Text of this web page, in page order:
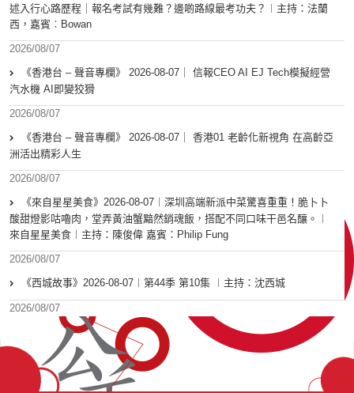
述入行心路歷程｜報名考試有幾難？邊啲路線最考功夫？︱主持：法蘭
西，嘉賓︰Bowan
2026/08/07
《香港台 – 聲音專欄》 2026-08-07｜ 信報CEO AI EJ Tech模擬經營
汽水機 AI即變狡猾
2026/08/07
《香港台 – 聲音專欄》 2026-08-07｜ 香港01 老齡化新視角 在高齡亞
洲活出精彩人生
2026/08/07
《來自星星美食》2026-08-07︱深圳高端新派中菜驚喜重重！脆卜卜
酸甜燈影咕嚕肉，堂弄黃油蟹黯然銷魂飯，搭配不同口味干邑名釀。︱
來自星星美食︱主持：陳俊偉 嘉賓：Philip Fung
2026/08/07
《西城故事》2026-08-07︱第44季 第10集 ︱主持：沈西城
2026/08/07